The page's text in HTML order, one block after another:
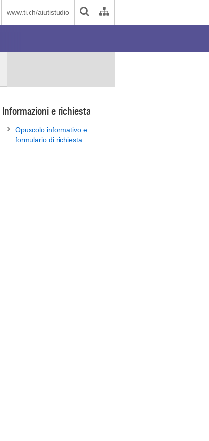
www.ti.ch/aiutistudio
Informazioni e richiesta
Opuscolo informativo e
formulario di richiesta